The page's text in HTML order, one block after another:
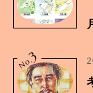
No.
3